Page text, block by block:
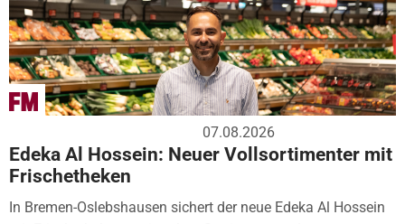
07.08.2026
Edeka Al Hossein: Neuer Vollsortimenter mit
Frischetheken
In Bremen-Oslebshausen sichert der neue Edeka Al Hossein